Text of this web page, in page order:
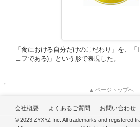
「食における自分だけのこだわり」を、「
ェフである)」という形で表現した。
▲ ページトップへ
会社概要 よくあるご質問 お問い合わせ
© 2023 ZYXYZ Inc. All trademarks and registered